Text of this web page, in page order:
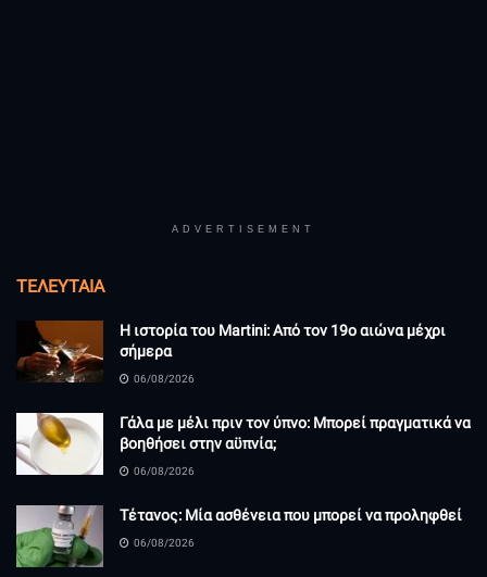
ADVERTISEMENT
ΤΕΛΕΥΤΑΊΑ
Η ιστορία του Martini: Από τον 19ο αιώνα μέχρι
σήμερα
06/08/2026
Γάλα με μέλι πριν τον ύπνο: Μπορεί πραγματικά να
βοηθήσει στην αϋπνία;
06/08/2026
Τέτανος: Μία ασθένεια που μπορεί να προληφθεί
06/08/2026